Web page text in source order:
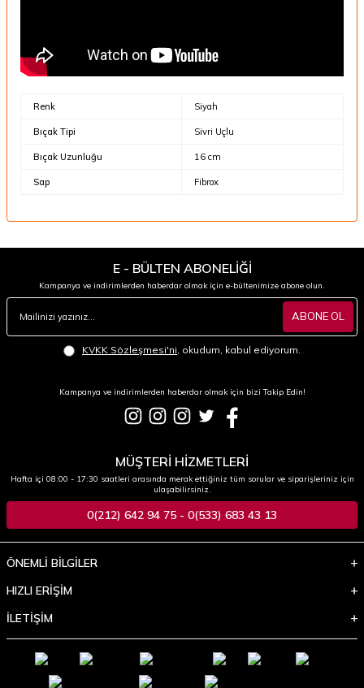
Renk Siyah
Bıçak Tipi Sivri Uçlu
Bıçak Uzunluğu 16 cm
Sap Fibrox
E - BÜLTEN ABONELİĞİ
Kampanya ve indirimlerden haberdar olmak için e-bültenimize abone olun.
ABONE OL
KVKK Sözleşmesi'ni , okudum, kabul ediyorum.
Kampanya ve indirimlerden haberdar olmak için bizi Takip Edin!
MÜŞTERİ HİZMETLERİ
Hafta içi 08:00 - 17:30 saatleri arasında merak ettiğiniz tüm sorular ve siparişleriniz için
ulaşabilirsiniz.
0(212) 642 94 75 - 0(533) 683 43 13
ÖNEMLİ BİLGİLER
HIZLI ERİŞİM
İLETİŞİM